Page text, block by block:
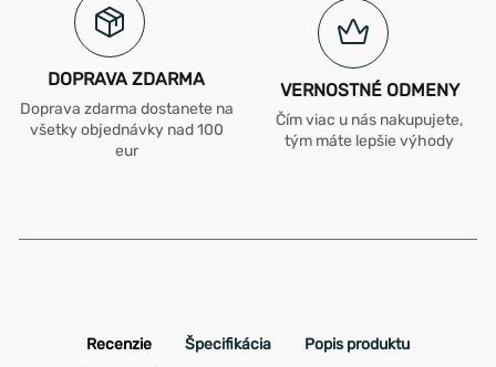
DOPRAVA ZDARMA
Doprava zdarma dostanete na
všetky objednávky nad 100
eur
VERNOSTNÉ ODMENY
Čím viac u nás nakupujete,
tým máte lepšie výhody
Recenzie Špecifikácia Popis produktu